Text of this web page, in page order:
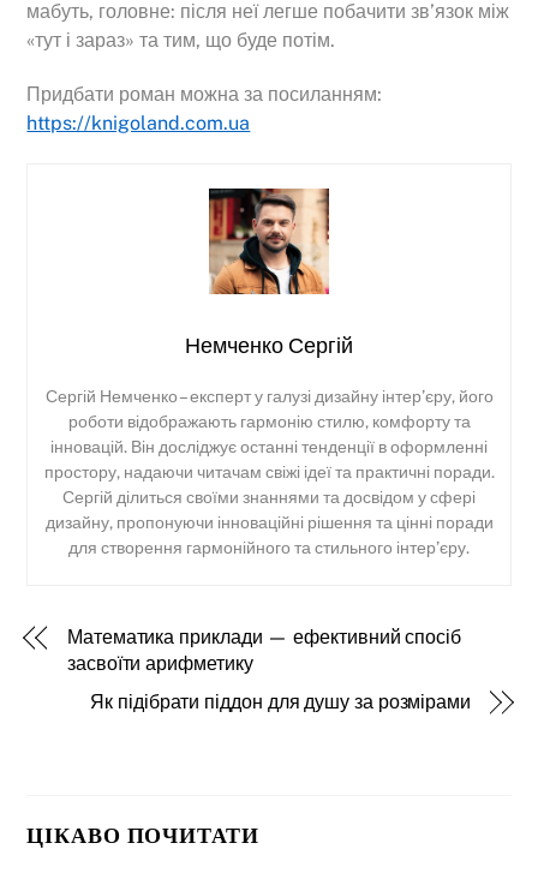
мабуть, головне: після неї легше побачити зв’язок між
«тут і зараз» та тим, що буде потім.
Придбати роман можна за посиланням:
https://knigoland.com.ua
Немченко Сергій
Сергій Немченко – експерт у галузі дизайну інтер’єру, його
роботи відображають гармонію стилю, комфорту та
інновацій. Він досліджує останні тенденції в оформленні
простору, надаючи читачам свіжі ідеї та практичні поради.
Сергій ділиться своїми знаннями та досвідом у сфері
дизайну, пропонуючи інноваційні рішення та цінні поради
для створення гармонійного та стильного інтер’єру.
Математика приклади — ефективний спосіб
засвоїти арифметику
Як підібрати піддон для душу за розмірами
ЦІКАВО ПОЧИТАТИ